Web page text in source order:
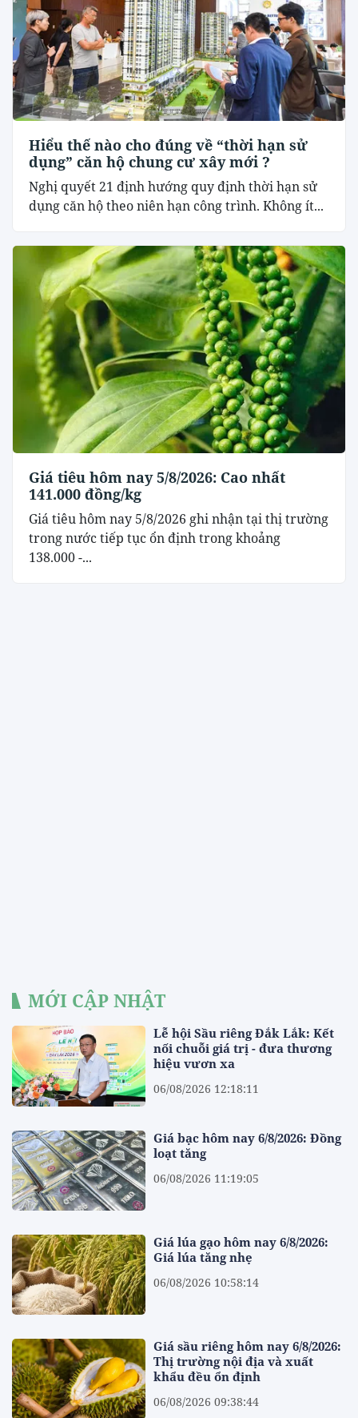
Hiểu thế nào cho đúng về “thời hạn sử
dụng” căn hộ chung cư xây mới ?
Nghị quyết 21 định hướng quy định thời hạn sử
dụng căn hộ theo niên hạn công trình. Không ít...
Giá tiêu hôm nay 5/8/2026: Cao nhất
141.000 đồng/kg
Giá tiêu hôm nay 5/8/2026 ghi nhận tại thị trường
trong nước tiếp tục ổn định trong khoảng
138.000 -...
MỚI CẬP NHẬT
Lễ hội Sầu riêng Đắk Lắk: Kết
nối chuỗi giá trị - đưa thương
hiệu vươn xa
06/08/2026 12:18:11
Giá bạc hôm nay 6/8/2026: Đồng
loạt tăng
06/08/2026 11:19:05
Giá lúa gạo hôm nay 6/8/2026:
Giá lúa tăng nhẹ
06/08/2026 10:58:14
Giá sầu riêng hôm nay 6/8/2026:
Thị trường nội địa và xuất
khẩu đều ổn định
06/08/2026 09:38:44